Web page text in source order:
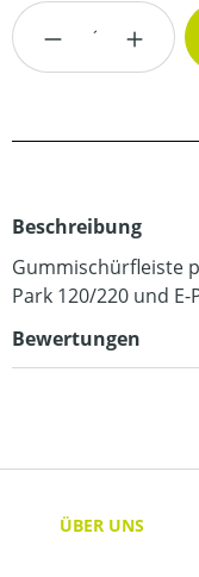
Produkt
Beschreibung
Gummischürfleiste
Park 120/220 und E-
Bewertungen
ÜBER UNS